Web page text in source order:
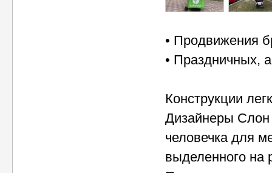
• Продвижения
• Праздничных,
Конструкции
Дизайнеры Слон
человечка для
выделенного на